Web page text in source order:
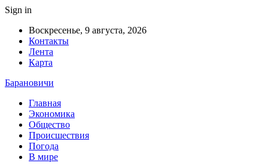
Sign in
Воскресенье, 9 августа, 2026
Контакты
Лента
Карта
Барановичи
Главная
Экономика
Общество
Происшествия
Погода
В мире